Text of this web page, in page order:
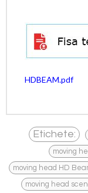
HDBEAM.pdf
Etichete:
moving
moving head HD
moving head